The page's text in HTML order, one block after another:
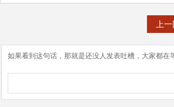
上
如果看到这句话，那就是还没人发表吐槽，大家都在